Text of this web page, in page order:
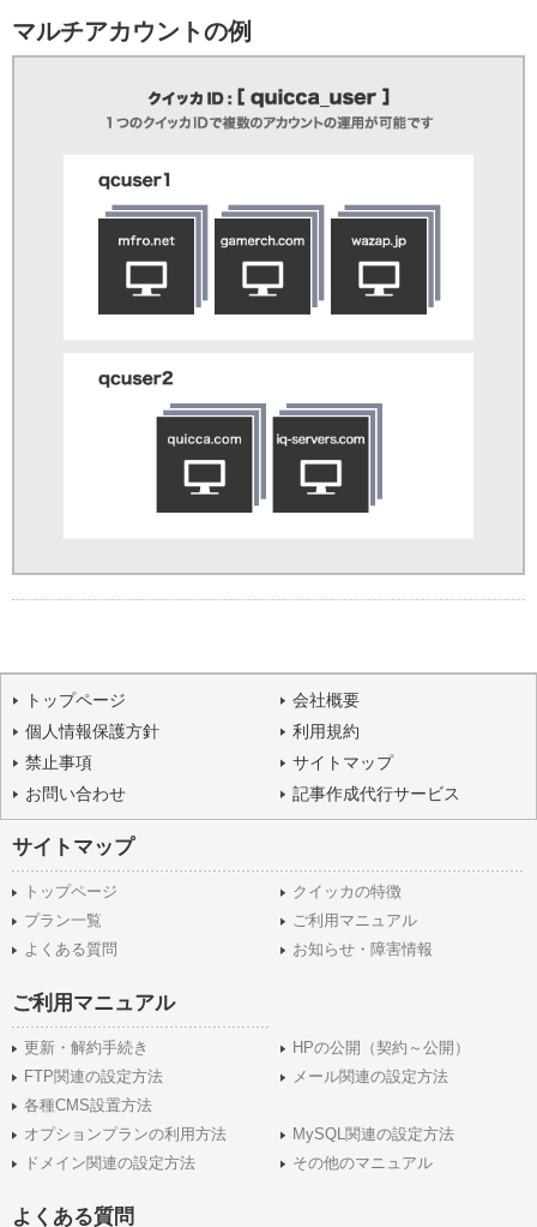
マルチアカウントの例
トップページ
会社概要
個人情報保護方針
利用規約
禁止事項
サイトマップ
お問い合わせ
記事作成代行サービス
サイトマップ
トップページ
クイッカの特徴
プラン一覧
ご利用マニュアル
よくある質問
お知らせ・障害情報
ご利用マニュアル
更新・解約手続き
HPの公開（契約～公開）
FTP関連の設定方法
メール関連の設定方法
各種CMS設置方法
オプションプランの利用方法
MySQL関連の設定方法
ドメイン関連の設定方法
その他のマニュアル
よくある質問